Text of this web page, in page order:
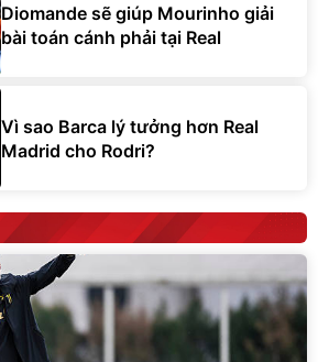
Diomande sẽ giúp Mourinho giải
bài toán cánh phải tại Real
Vì sao Barca lý tưởng hơn Real
Madrid cho Rodri?